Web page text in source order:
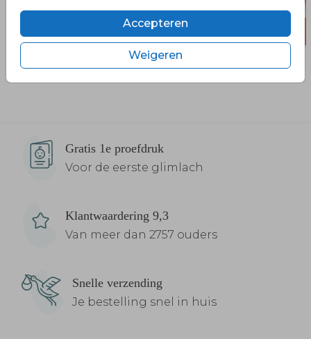
Accepteren
Weigeren
Gratis 1e proefdruk
Voor de eerste glimlach
Klantwaardering 9,3
Van meer dan 2757 ouders
Snelle verzending
Je bestelling snel in huis